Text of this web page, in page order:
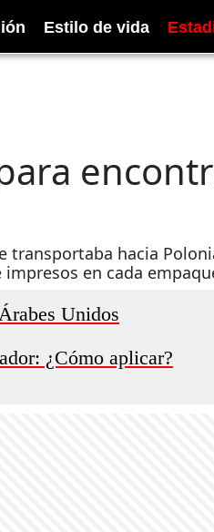
Estilo de vida
transportaba hacia
en cada
Unidos
¿Cómo aplicar?